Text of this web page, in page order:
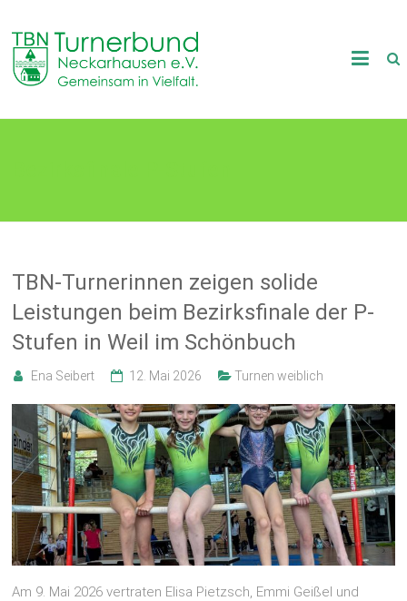
content
TB
Neckarhausen
in
TBN-Turnerinnen zeigen solide
Leistungen beim Bezirksfinale der P-
Stufen in Weil im Schönbuch
Ena Seibert 12. Mai 2026 Turnen weiblich
Am 9. Mai 2026 vertraten Elisa Pietzsch, Emmi Geißel und